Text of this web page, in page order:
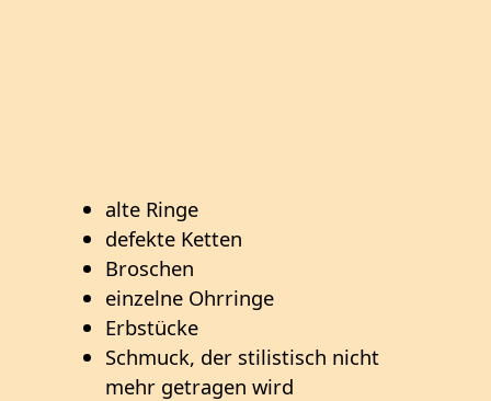
alte Ringe
defekte Ketten
Broschen
einzelne Ohrringe
Erbstücke
Schmuck, der stilistisch nicht
mehr getragen wird